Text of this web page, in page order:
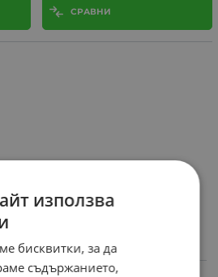
СРАВНИ
използва
бисквитки, за да
съдържанието,